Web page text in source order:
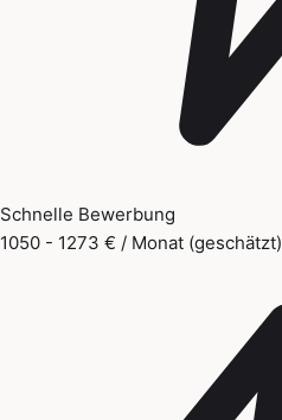
Schnelle Bewerbung
1050 - 1273 € / Monat (geschätzt)